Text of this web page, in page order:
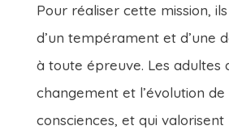
Pour réaliser cette mission,
d’un tempérament et d’une
à toute épreuve. Les adultes
changement et l’évolution de
consciences, et qui